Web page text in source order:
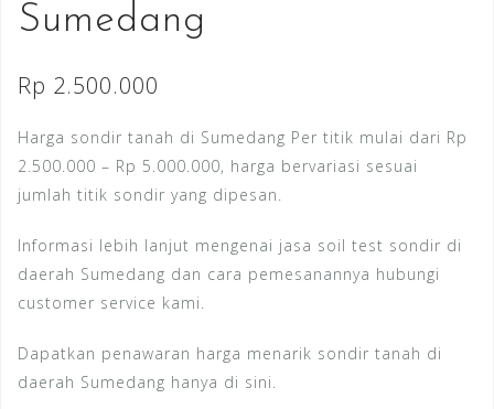
Sumedang
Rp 2.500.000
Harga sondir tanah di Sumedang Per titik mulai dari Rp
2.500.000 – Rp 5.000.000, harga bervariasi sesuai
jumlah titik sondir yang dipesan.
Informasi lebih lanjut mengenai jasa soil test sondir di
daerah Sumedang dan cara pemesanannya hubungi
customer service kami.
Dapatkan penawaran harga menarik sondir tanah di
daerah Sumedang hanya di sini.